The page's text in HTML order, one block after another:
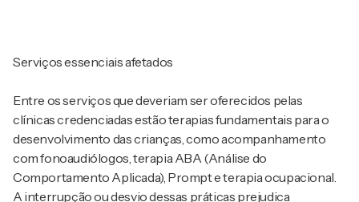
Serviços essenciais afetados
Entre os serviços que deveriam ser oferecidos pelas
clínicas credenciadas estão terapias fundamentais para o
desenvolvimento das crianças, como acompanhamento
com fonoaudiólogos, terapia ABA (Análise do
Comportamento Aplicada), Prompt e terapia ocupacional.
A interrupção ou desvio dessas práticas prejudica